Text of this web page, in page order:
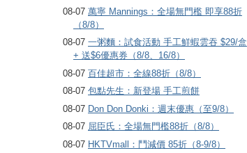
08-07 萬寧 Mannings：全場無門檻 即享88折
（8/8）
08-07 一粥麵：試食活動 手工鮮蝦雲吞 $29/盒
+ 送$6優惠券（8/8、16/8）
08-07 百佳超市：全線88折（8/8）
08-07 包點先生：新登場 手工煎餅
08-07 Don Don Donki：週末優惠（至9/8）
08-07 屈臣氏：全場無門檻88折（8/8）
08-07 HKTVmall ：鬥減價 85折（8-9/8）